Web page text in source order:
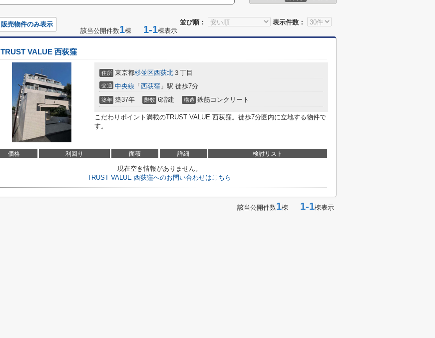
並び順： 表示件数：
販売物件のみ表示
該当公開件数1棟 1-1棟表示
TRUST VALUE 西荻窪
住所 東京都杉並区西荻北 ３丁目
交通 中央線 「 西荻窪 」駅 徒歩7分
築年 築37年 階数 6階建 構造 鉄筋コンクリート
こだわりポイント満載のTRUST VALUE 西荻窪。徒歩7分圏内に立地する物件で
す。
価格 利回り 面積 詳細 検討リスト
現在空き情報がありません。
TRUST VALUE 西荻窪へのお問い合わせはこちら
該当公開件数1棟 1-1棟表示